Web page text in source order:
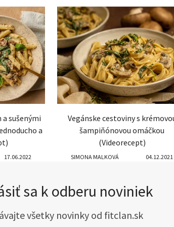
sušenými
a
17.06.2022
Vegánske cestoviny s
šampiňónovou omáčkou
(Videorecept)
SIMONA MALKOVÁ 04.12.2021
sa k odberu noviniek
všetky novinky od fitclan.sk